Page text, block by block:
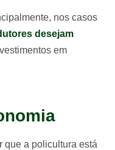
nos casos
desejam
em
que a policultura está